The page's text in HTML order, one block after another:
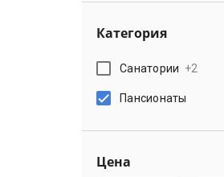
Категория
Санатории +2
Пансионаты
Цена